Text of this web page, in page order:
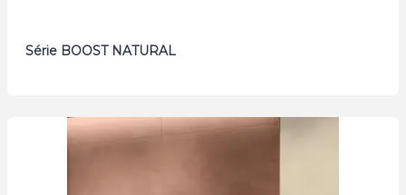
Série BOOST NATURAL